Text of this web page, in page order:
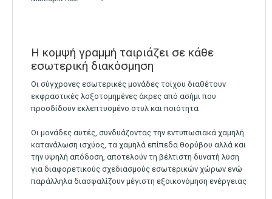
Η κομψή γραμμή ταιριάζει σε κάθε
εσωτερική διακόσμηση
Οι σύγχρονες εσωτερικές μονάδες τοίχου διαθέτουν
εκφραστικές λοξοτομημένες άκρες από ασήμι που
προσδίδουν εκλεπτυσμένο στυλ και ποιότητα
Οι μονάδες αυτές, συνδυάζοντας την εντυπωσιακά χαμηλή
κατανάλωση ισχύος, τα χαμηλά επίπεδα θορύβου αλλά και
την υψηλή απόδοση, αποτελούν τη βέλτιστη δυνατή λύση
για διαφορετικούς σχεδιασμούς εσωτερικών χώρων ενώ
παράλληλα διασφαλίζουν μέγιστη εξοικονόμηση ενέργειας